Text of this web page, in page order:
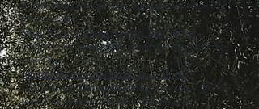
Freitag 08:00 Uhr bis 15:00, Samstag von 08:00 Uhr
bis 12:00 Uhr
Shop Wien, Esterhazygasse, 1060 Wien:
Geöffnet von Montag bis Freitag von 08:30 Uhr bis
12:30 Uhr
Johann Strauss Apotheke. 1040 Wien:
Geöffnet von Montag bis Freitag von 08:00 Uhr bis
19:00 Uhr Samstag von 08:00 Uhr bis 12:00